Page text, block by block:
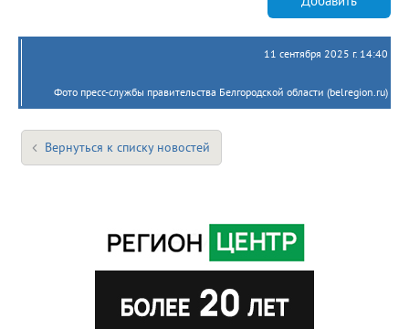
11 сентября 2025 г. 14:40
Фото пресс-службы правительства Белгородской области (belregion.ru)
Вернуться к списку новостей